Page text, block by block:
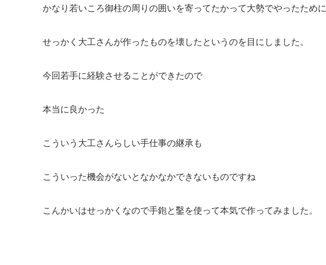
かなり若いころ御柱の周りの囲いを寄ってたかって大勢でやったために
せっかく大工さんが作ったものを壊したというのを目にしました。
今回若手に経験させることができたので
本当に良かった
こういう大工さんらしい手仕事の継承も
こういった機会がないとなかなかできないものですね
こんかいはせっかくなので手鉋と鑿を使って本気で作ってみました。